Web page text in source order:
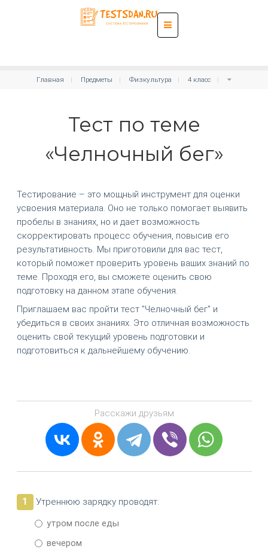
Главная Предметы Физкультура 4 класс
Тест по теме
«Челночный бег»
Тестирование – это мощный инструмент для оценки
усвоения материала. Оно не только помогает выявить
пробелы в знаниях, но и дает возможность
скорректировать процесс обучения, повысив его
результативность. Мы приготовили для вас тест,
который поможет проверить уровень ваших знаний по
теме. Проходя его, вы сможете оценить свою
подготовку на данном этапе обучения.
Приглашаем вас пройти тест "Челночный бег" и
убедиться в своих знаниях. Это отличная возможность
оценить свой текущий уровень подготовки и
подготовиться к дальнейшему обучению.
Расскажи друзьям
1
Утреннюю зарядку проводят:
утром после еды
вечером